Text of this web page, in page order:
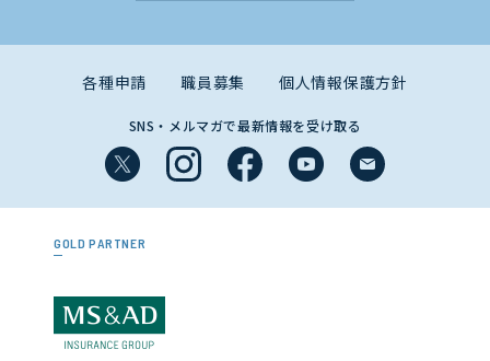
各種申請 職員募集 個人情報保護方針
SNS・メルマガで最新情報を受け取る
GOLD PARTNER